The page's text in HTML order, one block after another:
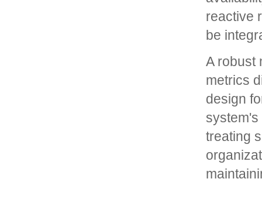
reactive
be
A robust
metrics
design
treating